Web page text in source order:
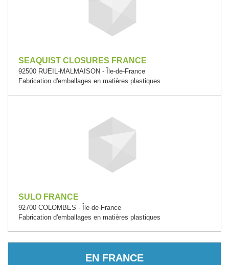
SEAQUIST CLOSURES FRANCE
92500 RUEIL-MALMAISON - Île-de-France
Fabrication d'emballages en matières plastiques
SULO FRANCE
92700 COLOMBES - Île-de-France
Fabrication d'emballages en matières plastiques
EN FRANCE